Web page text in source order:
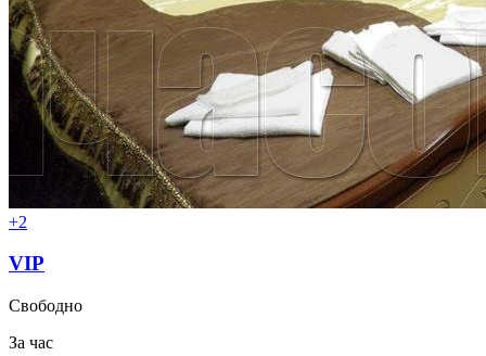
+2
VIP
Свободно
За час